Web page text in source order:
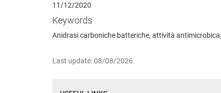
11/12/2020
Keywords
Anidrasi carboniche batteriche, attività
Last update: 08/08/2026